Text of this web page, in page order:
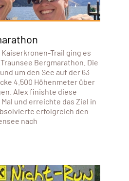
Trail ging es
Bergmarathon. Die
um den See auf der 63
4.500 Höhenmeter über
Alex finishte diese
und erreichte das Ziel in
erfolgreich den
nach